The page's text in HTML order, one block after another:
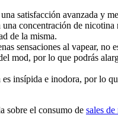
satisfacción avanzada y
concentración de nicotina
de la misma.
sensaciones al vapear, no
mod, por lo que podrás
insípida e inodora, por lo
sobre el consumo de sales